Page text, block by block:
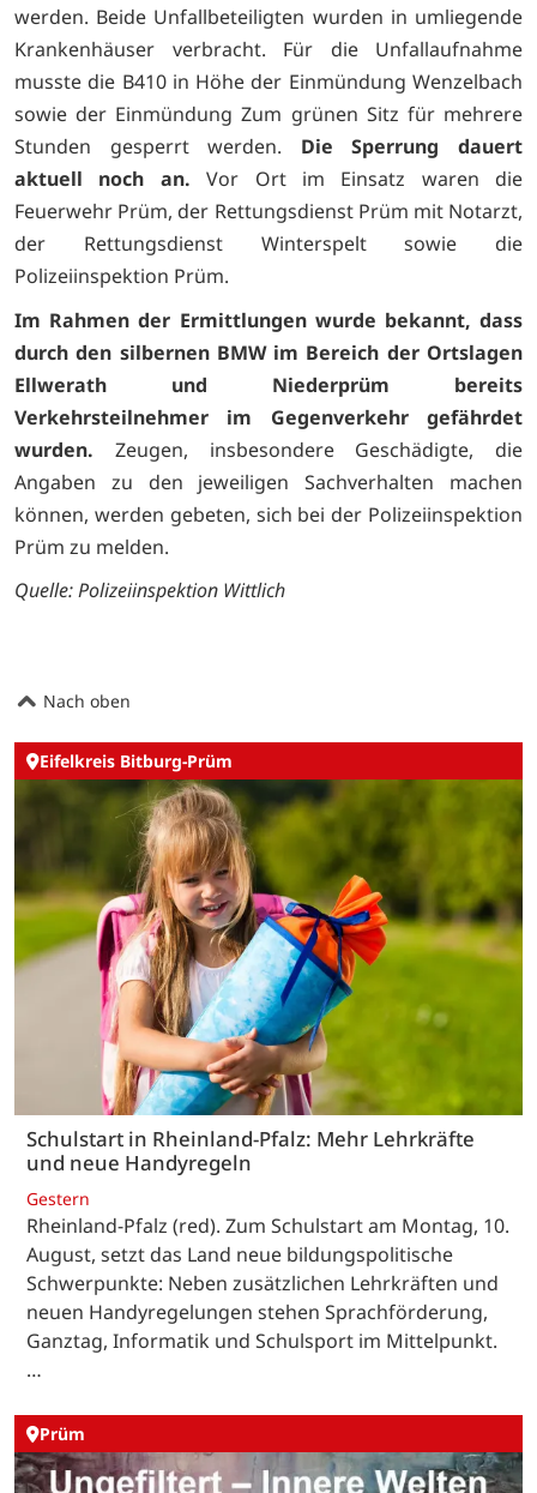
werden. Beide Unfallbeteiligten wurden in umliegende
Krankenhäuser verbracht. Für die Unfallaufnahme
musste die B410 in Höhe der Einmündung Wenzelbach
sowie der Einmündung Zum grünen Sitz für mehrere
Stunden gesperrt werden. Die Sperrung dauert
aktuell noch an. Vor Ort im Einsatz waren die
Feuerwehr Prüm, der Rettungsdienst Prüm mit Notarzt,
der Rettungsdienst Winterspelt sowie die
Polizeiinspektion Prüm.
Im Rahmen der Ermittlungen wurde bekannt, dass
durch den silbernen BMW im Bereich der Ortslagen
Ellwerath und Niederprüm bereits
Verkehrsteilnehmer im Gegenverkehr gefährdet
wurden. Zeugen, insbesondere Geschädigte, die
Angaben zu den jeweiligen Sachverhalten machen
können, werden gebeten, sich bei der Polizeiinspektion
Prüm zu melden.
Quelle: Polizeiinspektion Wittlich
Nach oben
Eifelkreis Bitburg-Prüm
Schulstart in Rheinland-Pfalz: Mehr Lehrkräfte
und neue Handyregeln
Gestern
Rheinland-Pfalz (red). Zum Schulstart am Montag, 10.
August, setzt das Land neue bildungspolitische
Schwerpunkte: Neben zusätzlichen Lehrkräften und
neuen Handyregelungen stehen Sprachförderung,
Ganztag, Informatik und Schulsport im Mittelpunkt.
…
Prüm